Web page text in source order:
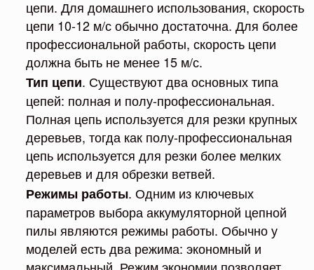
цепи. Для домашнего использования, скорость
цепи 10-12 м/с обычно достаточна. Для более
профессиональной работы, скорость цепи
должна быть не менее 15 м/с.
Тип цепи. Существуют два основных типа
цепей: полная и полу-профессиональная.
Полная цепь используется для резки крупных
деревьев, тогда как полу-профессиональная
цепь используется для резки более мелких
деревьев и для обрезки ветвей.
Режимы работы. Одним из ключевых
параметров выбора аккумуляторной цепной
пилы являются режимы работы. Обычно у
моделей есть два режима: экономный и